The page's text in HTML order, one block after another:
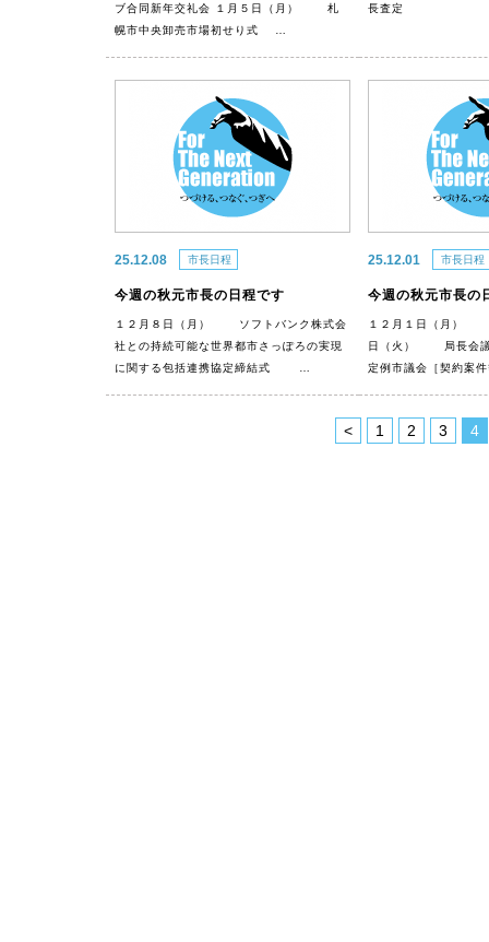
ブ合同新年交礼会 １月５日（月） 札
幌市中央卸売市場初せり式 …
長査定
25.12.08 市長日程
今週の秋元市長の日程です
１２月８日（月） ソフトバンク株式会
社との持続可能な世界都市さっぽろの実現
に関する包括連携協定締結式 …
25.12.01 市長日程
今週の秋元市長の
１２月１日（月）
日（火） 局長会
定例市議会［契約案
< 1 2 3 4